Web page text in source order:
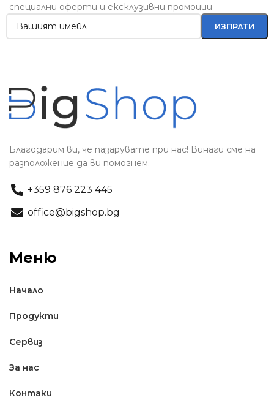
специални оферти и ексклузивни промоции
Благодарим ви, че пазарувате при нас! Винаги сме на
разположение да ви помогнем.
+359 876 223 445
office@bigshop.bg
Меню
Начало
Продукти
Сервиз
За нас
Контаки